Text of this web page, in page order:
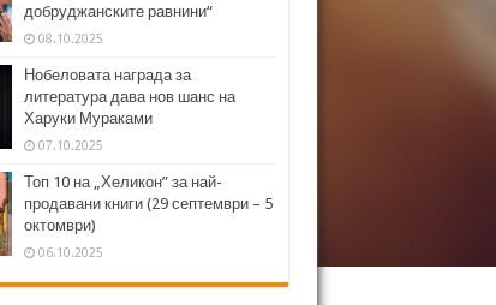
добруджанските равнини“
08.10.2025
Нобеловата награда за
литература дава нов шанс на
Харуки Мураками
07.10.2025
Топ 10 на „Хеликон” за най-
продавани книги (29 септември – 5
октомври)
06.10.2025